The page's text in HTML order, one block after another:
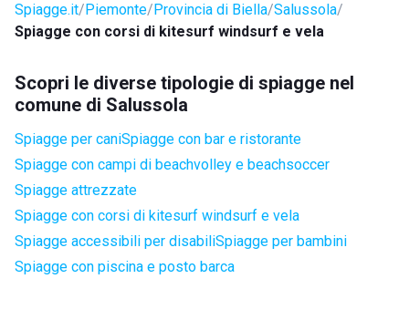
Spiagge.it Piemonte Provincia di Biella Salussola
Spiagge con corsi di kitesurf windsurf e vela
Scopri le diverse tipologie di spiagge nel
comune di Salussola
Spiagge per caniSpiagge con bar e ristorante
Spiagge con campi di beachvolley e beachsoccer
Spiagge attrezzate
Spiagge con corsi di kitesurf windsurf e vela
Spiagge accessibili per disabiliSpiagge per bambini
Spiagge con piscina e posto barca